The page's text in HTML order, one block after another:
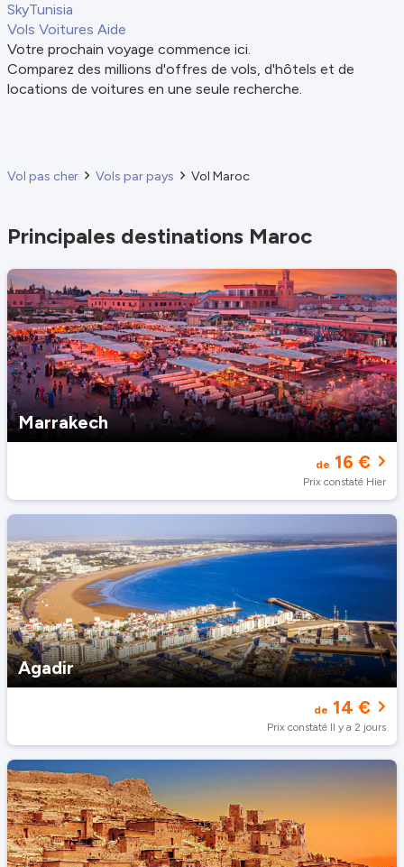
SkyTunisia
Vols Voitures Aide
Votre prochain voyage commence ici.
Comparez des millions d'offres de vols, d'hôtels et de
locations de voitures en une seule recherche.
Vol pas cher Vols par pays Vol Maroc
Principales destinations Maroc
Marrakech
de 16 €
Prix constaté Hier
Agadir
de 14 €
Prix constaté Il y a 2 jours